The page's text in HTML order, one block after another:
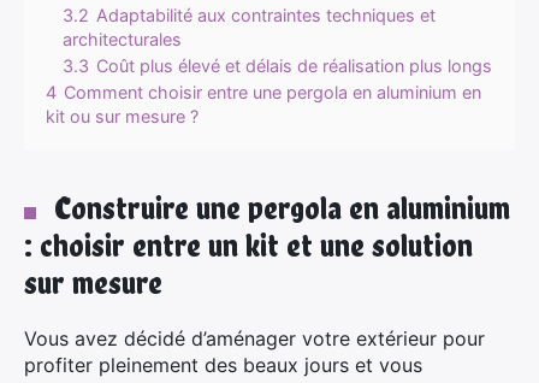
3.2 Adaptabilité aux contraintes techniques et
architecturales
3.3 Coût plus élevé et délais de réalisation plus longs
4 Comment choisir entre une pergola en aluminium en
kit ou sur mesure ?
Construire une pergola en aluminium
: choisir entre un kit et une solution
sur mesure
Vous avez décidé d’aménager votre extérieur pour
profiter pleinement des beaux jours et vous